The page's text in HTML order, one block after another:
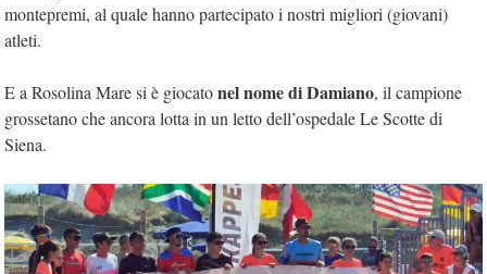
montepremi, al quale hanno partecipato i nostri migliori (giovani)
atleti.
E a Rosolina Mare si è giocatonel nome di Damiano, il campione
grossetano che ancora lotta in un letto dell’ospedale Le Scotte di
Siena.